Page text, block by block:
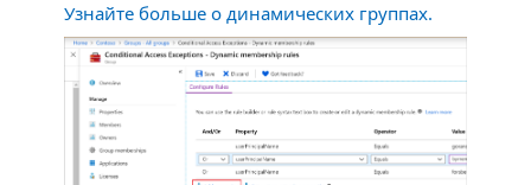
Узнайте больше о динамических группах.